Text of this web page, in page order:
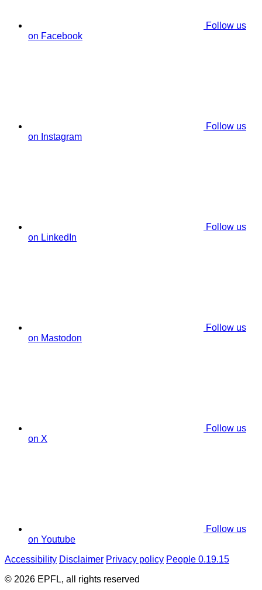
Follow us
on Facebook
Follow us
on Instagram
Follow us
on LinkedIn
Follow us
on Mastodon
Follow us
on X
Follow us
on Youtube
Accessibility Disclaimer Privacy policy People 0.19.15
© 2026 EPFL, all rights reserved